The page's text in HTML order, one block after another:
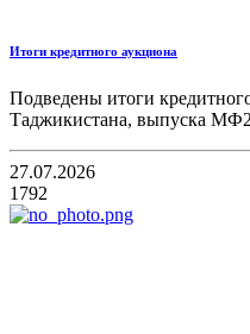
Итоги кредитного аукциона
Подведены итоги
Таджикистана, выпуска
27.07.2026
1792